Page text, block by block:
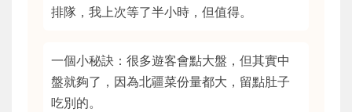
排隊，我上次等了半小時，但值得。
一個小秘訣：很多遊客會點大盤，但其實中
盤就夠了，因為北疆菜份量都大，留點肚子
吃別的。